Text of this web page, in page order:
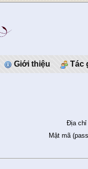
Giới thiệu Tác
Địa chỉ
Mật mã